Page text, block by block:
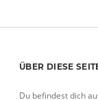
ÜBER DIESE
Du befindest dich